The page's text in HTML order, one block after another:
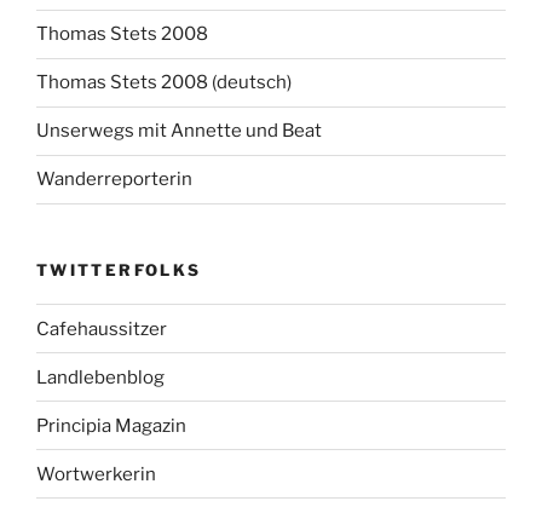
Thomas Stets 2008
Thomas Stets 2008 (deutsch)
Unserwegs mit Annette und Beat
Wanderreporterin
TWITTERFOLKS
Cafehaussitzer
Landlebenblog
Principia Magazin
Wortwerkerin